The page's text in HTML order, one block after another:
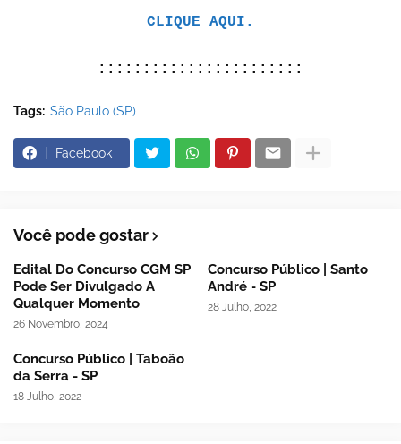
CLIQUE AQUI.
:::::::::::::::::::::::
Tags: São Paulo (SP)
Facebook
Você pode gostar
Edital Do Concurso CGM SP
Pode Ser Divulgado A
Qualquer Momento
26 Novembro, 2024
Concurso Público | Santo
André - SP
28 Julho, 2022
Concurso Público | Taboão
da Serra - SP
18 Julho, 2022